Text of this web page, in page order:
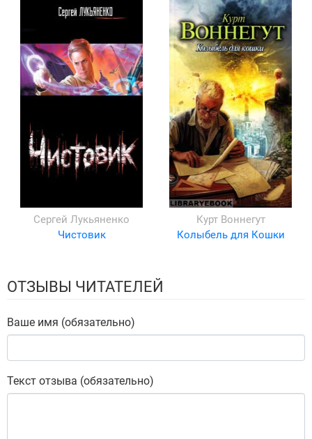
Сергей Лукьяненко
Чистовик
Курт Воннегут
Колыбель для Кошки
ОТЗЫВЫ ЧИТАТЕЛЕЙ
Ваше имя (обязательно)
Текст отзыва (обязательно)